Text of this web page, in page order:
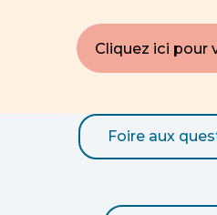
Cliquez ici pour
Foire aux